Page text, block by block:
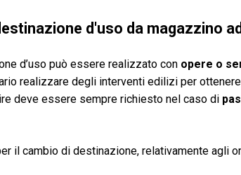
d'uso da magazzino
d’uso può essere realizzato con opere o
realizzare degli interventi edilizi per ottenere
deve essere sempre richiesto nel caso di
il cambio di destinazione, relativamente agli